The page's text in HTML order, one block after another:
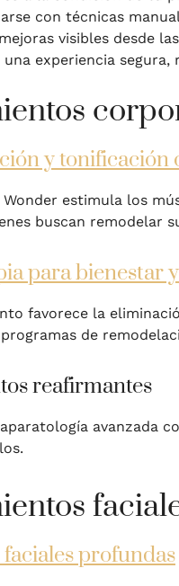
con técnicas
visibles desde
experiencia segura,
y tonificación
estimula los
buscan remodelar
para bienestar
favorece la
de
reafirmantes
avanzada
profundas